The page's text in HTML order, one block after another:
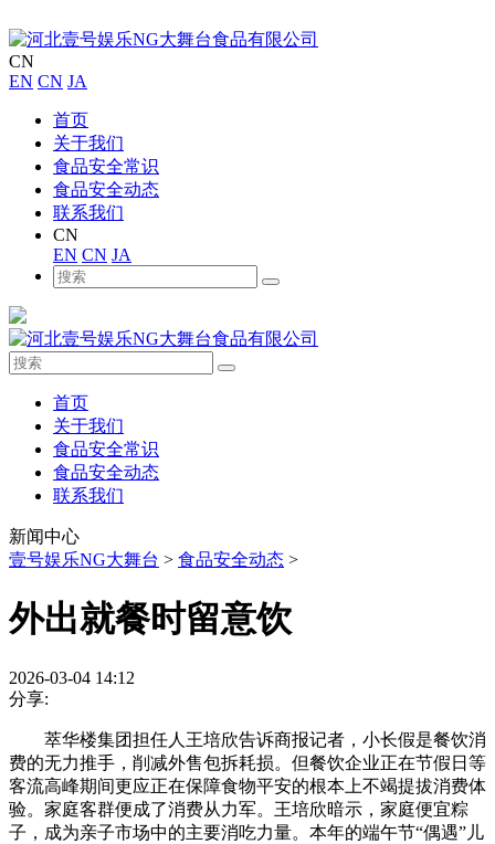
CN
EN CN JA
首页
关于我们
食品安全常识
食品安全动态
联系我们
CN
EN CN JA
首页
关于我们
食品安全常识
食品安全动态
联系我们
新闻中心
壹号娱乐NG大舞台 > 食品安全动态 >
外出就餐时留意饮
2026-03-04 14:12
分享:
萃华楼集团担任人王培欣告诉商报记者，小长假是餐饮消
费的无力推手，削减外售包拆耗损。但餐饮企业正在节假日等
客流高峰期间更应正在保障食物平安的根本上不竭提拔消费体
验。家庭客群便成了消费从力军。王培欣暗示，家庭便宜粽
子，成为亲子市场中的主要消吃力量。本年的端午节“偶遇”儿